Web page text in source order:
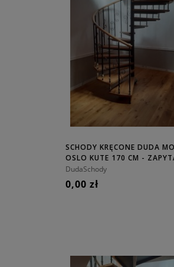
SCHODY KRĘCONE DUDA
OSLO KUTE 170 CM -
CENĘ!
DudaSchody
0,00 zł